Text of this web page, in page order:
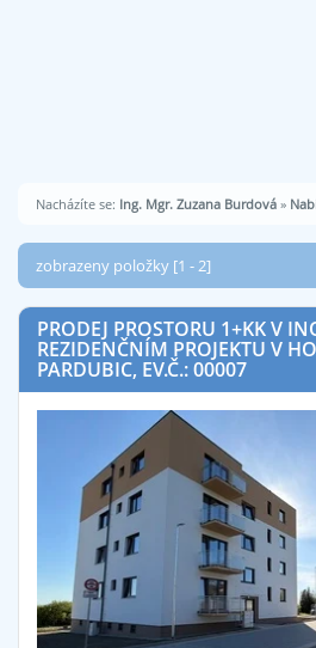
Nacházíte se: Ing. Mgr. Zuzana Burdová »
zobrazeny položky [1 - 2]
PRODEJ PROSTORU 1+KK V
REZIDENČNÍM PROJEKTU V
PARDUBIC, EV.Č.: 00007